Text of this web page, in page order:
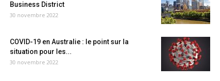
Business District
30 novembre 2022
COVID-19 en Australie : le point sur la
situation pour les...
30 novembre 2022